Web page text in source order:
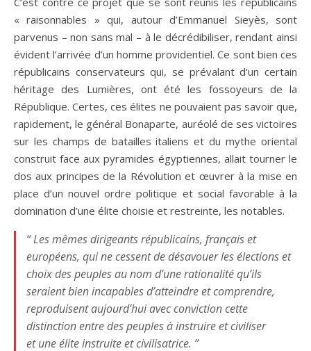
« raisonnables » qui, autour d’Emmanuel Sieyès, sont
parvenus – non sans mal – à le décrédibiliser, rendant ainsi
évident l’arrivée d’un homme providentiel. Ce sont bien ces
républicains conservateurs qui, se prévalant d’un certain
héritage des Lumières, ont été les fossoyeurs de la
République. Certes, ces élites ne pouvaient pas savoir que,
rapidement, le général Bonaparte, auréolé de ses victoires
sur les champs de batailles italiens et du mythe oriental
construit face aux pyramides égyptiennes, allait tourner le
dos aux principes de la Révolution et œuvrer à la mise en
place d’un nouvel ordre politique et social favorable à la
domination d’une élite choisie et restreinte, les notables.
“ Les mêmes dirigeants républicains, français et
européens, qui ne cessent de désavouer les élections et
choix des peuples au nom d’une rationalité qu’ils
seraient bien incapables d’atteindre et comprendre,
reproduisent aujourd’hui avec conviction cette
distinction entre des peuples à instruire et civiliser
et une élite instruite et civilisatrice. ”